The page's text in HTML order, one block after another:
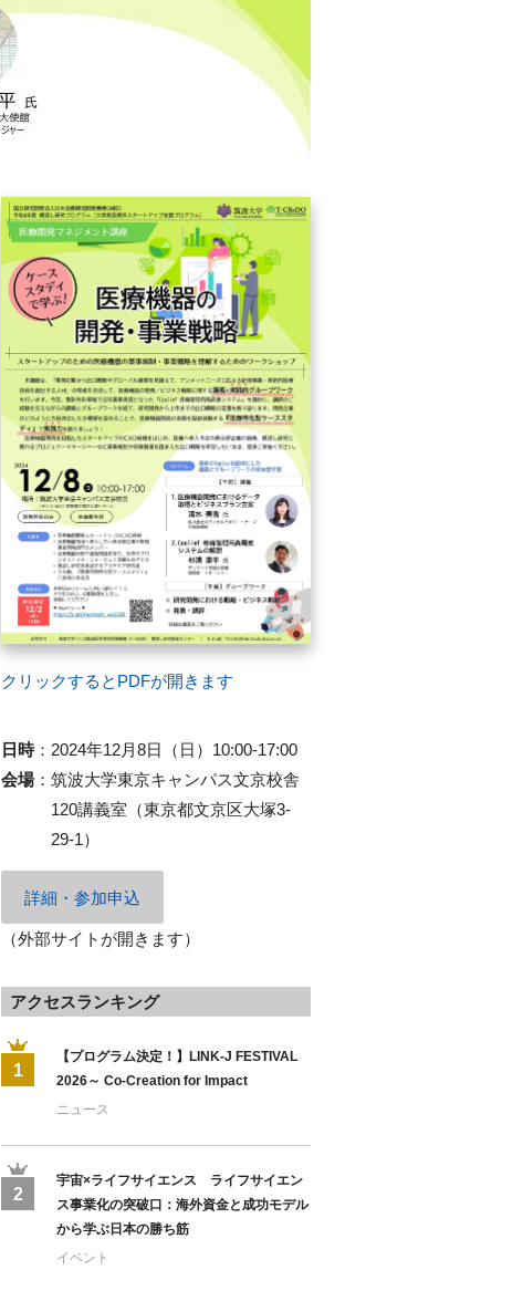
クリックするとPDFが開きます
日時： 2024年12月8日（日）10:00-17:00
会場： 筑波大学東京キャンパス文京校舎
120講義室（東京都文京区大塚3-
29-1）
詳細・参加申込
（外部サイトが開きます）
アクセスランキング
1
【プログラム決定！】LINK-J FESTIVAL
2026～ Co-Creation for Impact
ニュース
2
宇宙×ライフサイエンス ライフサイエン
ス事業化の突破口：海外資金と成功モデル
から学ぶ日本の勝ち筋
イベント